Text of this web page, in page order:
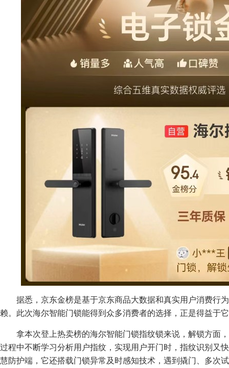
据悉，京东金榜是基于京东商品大数据和真实用户消费行
赖。此次海尔智能门锁能得到众多消费者的选择，正是得益于
拿本次登上热卖榜的海尔智能门锁指纹锁来说，解锁方面
过程中不断学习分析用户指纹，实现用户开门时，指纹识别又
慧防护端，它还搭载门锁异常及时感知技术，遇到撬门、多次